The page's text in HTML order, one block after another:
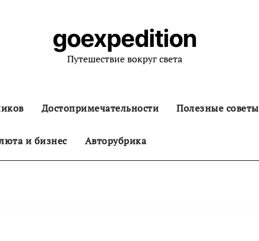
goexpedition
Путешествие вокруг света
Достопримечательности Полезные советы
и бизнес Авторубрика